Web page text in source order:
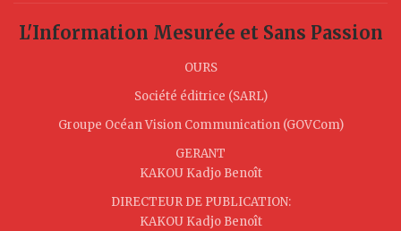
L'Information Mesurée et Sans Passion
OURS
Société éditrice (SARL)
Groupe Océan Vision Communication (GOVCom)
GERANT
KAKOU Kadjo Benoît
DIRECTEUR DE PUBLICATION:
KAKOU Kadjo Benoît